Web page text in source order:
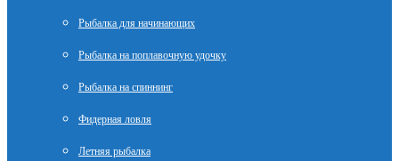
Рыбалка для начинающих
Рыбалка на поплавочную удочку
Рыбалка на спиннинг
Фидерная ловля
Летняя рыбалка